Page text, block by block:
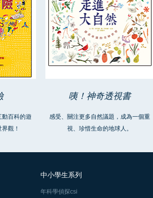
動百科的遊
觀！
咦！神奇透視書
感受、關注更多自然議題，成為一個重
視、珍惜生命的地球人。
中小學生系列
年科學偵探csi